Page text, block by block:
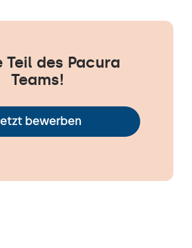
Teil des Pacura
Teams!
bewerben